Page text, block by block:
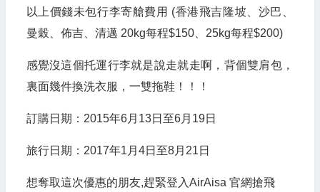
以上價錢未包行李寄艙費用 (香港飛吉隆坡、沙巴、
曼穀、佈吉、清邁 20kg每程$150、25kg每程$200)
感覺沒這個托運行李就是說走就走啊，背個雙肩包，
裏面幾件換洗衣服，一雙拖鞋！！！
訂購日期：2015年6月13日至6月19日
旅行日期：2017年1月4日至8月21日
想奪取這次優惠的朋友,趕緊登入AirAisa 官網搶飛